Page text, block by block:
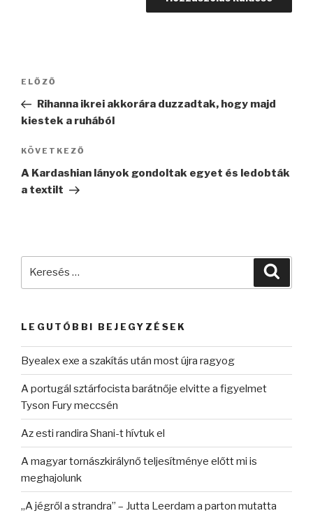
Bejegyzés
Korábbi
bejegyzés
ELŐZŐ
Rihanna ikrei akkorára duzzadtak, hogy majd
kiestek a ruhából
Következő
bejegyzés
KÖVETKEZŐ
A Kardashian lányok gondoltak egyet és ledobták
a textilt
LEGUTÓBBI BEJEGYZÉSEK
Byealex exe a szakítás után most újra ragyog
A portugál sztárfocista barátnője elvitte a figyelmet
Tyson Fury meccsén
Az esti randira Shani-t hívtuk el
A magyar tornászkirálynő teljesítménye előtt mi is
meghajolunk
„A jégről a strandra” – Jutta Leerdam a parton mutatta